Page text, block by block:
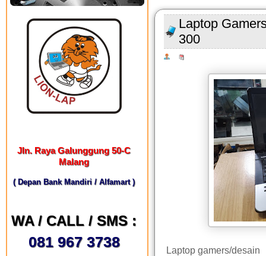
Jln. Raya Galunggung 50-C
Malang
( Depan Bank Mandiri / Alfamart )
WA / CALL / SMS :
081 967 3738
Laptop
300
Laptop gamers/desain